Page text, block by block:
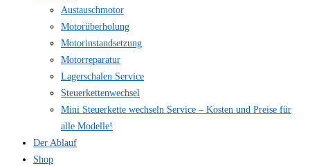
Austauschmotor
Motorüberholung
Motorinstandsetzung
Motorreparatur
Lagerschalen Service
Steuerkettenwechsel
Mini Steuer­kette wechseln Service – Kosten und Preise für
alle Modelle!
Der Ablauf
Shop